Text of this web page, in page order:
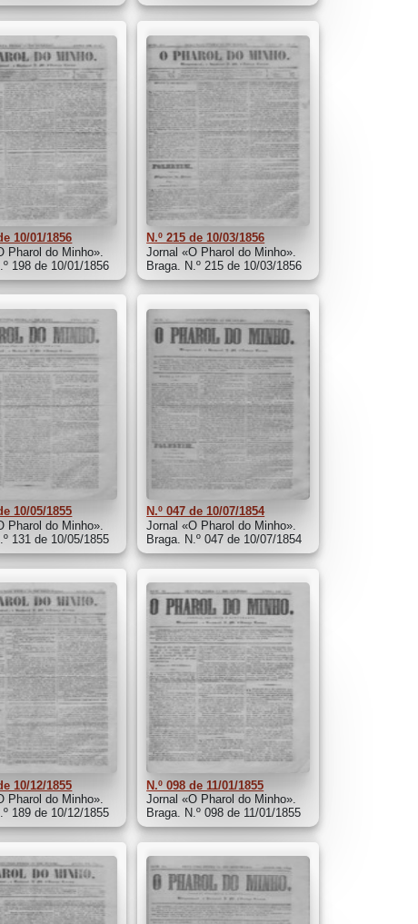
10/01/1856
Pharol do Minho».
198 de 10/01/1856
N.º 215 de 10/03/1856
Jornal «O Pharol do Minho».
Braga. N.º 215 de 10/03/1856
10/05/1855
Pharol do Minho».
131 de 10/05/1855
N.º 047 de 10/07/1854
Jornal «O Pharol do Minho».
Braga. N.º 047 de 10/07/1854
10/12/1855
Pharol do Minho».
189 de 10/12/1855
N.º 098 de 11/01/1855
Jornal «O Pharol do Minho».
Braga. N.º 098 de 11/01/1855